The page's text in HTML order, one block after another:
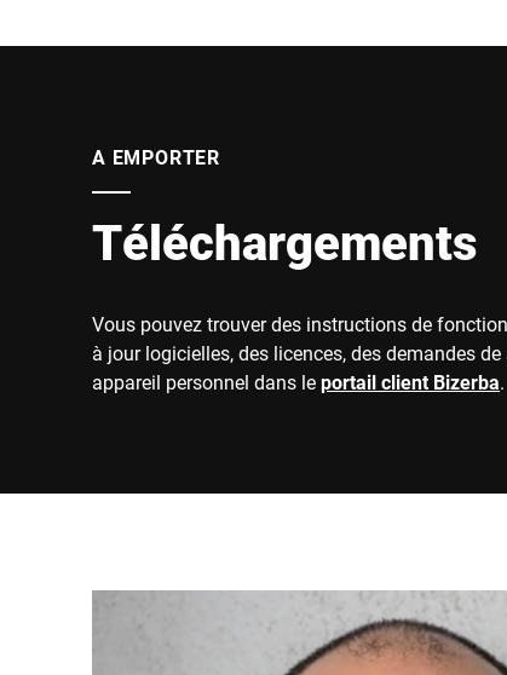
A EMPORTER
Téléchargements
Vous pouvez trouver des instructions de
à jour logicielles, des licences, des demandes
appareil personnel dans leportail client Bizerba.